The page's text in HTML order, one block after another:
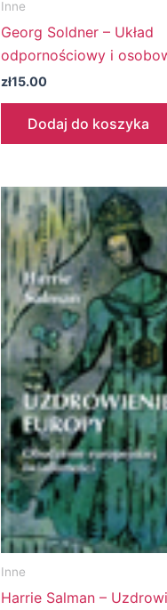
Inne
Georg Soldner – Układ
odpornościowy i
zł15.00
Dodaj do koszyka
Inne
Harrie Salman –